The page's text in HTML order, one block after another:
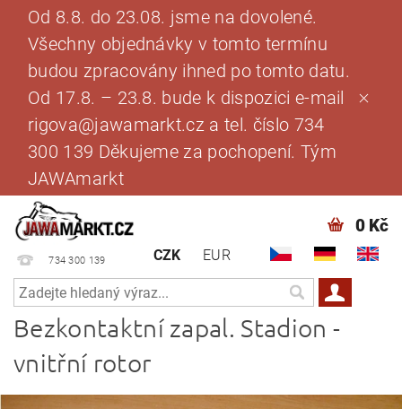
Od 8.8. do 23.08. jsme na dovolené.
Všechny objednávky v tomto termínu
budou zpracovány ihned po tomto datu.
Od 17.8. – 23.8. bude k dispozici e-mail
rigova@jawamarkt.cz a tel. číslo 734
300 139 Děkujeme za pochopení. Tým
JAWAmarkt
734 300 139 CZK EUR
0 Kč
Bezkontaktní zapal. Stadion -
vnitřní rotor